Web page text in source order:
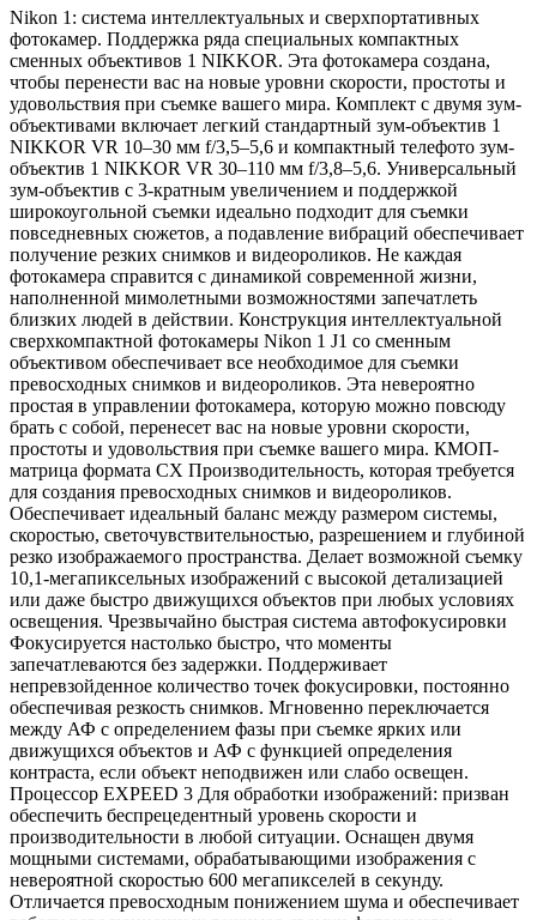
Nikon 1: система интеллектуальных и сверхпортативных
фотокамер. Поддержка ряда специальных компактных
сменных объективов 1 NIKKOR. Эта фотокамера создана,
чтобы перенести вас на новые уровни скорости, простоты и
удовольствия при съемке вашего мира. Комплект с двумя зум-
объективами включает легкий стандартный зум-объектив 1
NIKKOR VR 10–30 мм f/3,5–5,6 и компактный телефото зум-
объектив 1 NIKKOR VR 30–110 мм f/3,8–5,6. Универсальный
зум-объектив с 3-кратным увеличением и поддержкой
широкоугольной съемки идеально подходит для съемки
повседневных сюжетов, а подавление вибраций обеспечивает
получение резких снимков и видеороликов. Не каждая
фотокамера справится с динамикой современной жизни,
наполненной мимолетными возможностями запечатлеть
близких людей в действии. Конструкция интеллектуальной
сверхкомпактной фотокамеры Nikon 1 J1 со сменным
объективом обеспечивает все необходимое для съемки
превосходных снимков и видеороликов. Эта невероятно
простая в управлении фотокамера, которую можно повсюду
брать с собой, перенесет вас на новые уровни скорости,
простоты и удовольствия при съемке вашего мира. КМОП-
матрица формата CX Производительность, которая требуется
для создания превосходных снимков и видеороликов.
Обеспечивает идеальный баланс между размером системы,
скоростью, светочувствительностью, разрешением и глубиной
резко изображаемого пространства. Делает возможной съемку
10,1-мегапиксельных изображений с высокой детализацией
или даже быстро движущихся объектов при любых условиях
освещения. Чрезвычайно быстрая система автофокусировки
Фокусируется настолько быстро, что моменты
запечатлеваются без задержки. Поддерживает
непревзойденное количество точек фокусировки, постоянно
обеспечивая резкость снимков. Мгновенно переключается
между АФ с определением фазы при съемке ярких или
движущихся объектов и АФ с функцией определения
контраста, если объект неподвижен или слабо освещен.
Процессор EXPEED 3 Для обработки изображений: призван
обеспечить беспрецедентный уровень скорости и
производительности в любой ситуации. Оснащен двумя
мощными системами, обрабатывающими изображения с
невероятной скоростью 600 мегапикселей в секунду.
Отличается превосходным понижением шума и обеспечивает